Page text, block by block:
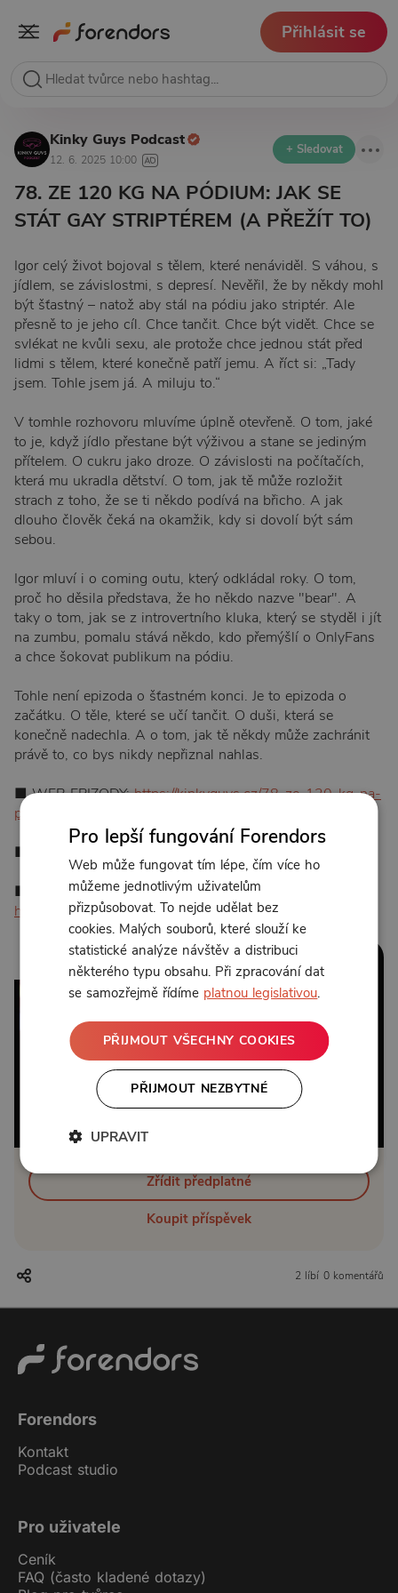
Přihlásit se
Kinky Guys Podcast
12. 6. 2025 10:00
+ Sledovat
78. ZE 120 KG NA PÓDIUM: JAK SE
STÁT GAY STRIPTÉREM (A PŘEŽÍT TO)
Igor celý život bojoval s tělem, které nenáviděl. S váhou, s
jídlem, se závislostmi, s depresí. Nevěřil, že by někdy mohl
být šťastný – natož aby stál na pódiu jako striptér. Ale
přesně to je jeho cíl. Chce tančit. Chce být vidět. Chce se
svlékat ne kvůli sexu, ale protože chce jednou stát před
lidmi s tělem, které konečně patří jemu. A říct si: „Tady
jsem. Tohle jsem já. A miluju to.“
V tomhle rozhovoru mluvíme úplně otevřeně. O tom, jaké
to je, když jídlo přestane být výživou a stane se jediným
přítelem. O cukru jako droze. O závislosti na počítačích,
která mu ukradla dětství. O tom, jak tě může rozložit
strach z toho, že se ti někdo podívá na břicho. A jak
dlouho člověk čeká na okamžik, kdy si dovolí být sám
sebou.
Igor mluví i o coming outu, který odkládal roky. O tom,
proč ho děsila představa, že ho někdo nazve "bear". A
taky o tom, jak se z introvertního kluka, který se styděl i jít
na zumbu, pomalu stává někdo, kdo přemýšlí o OnlyFans
a chce šokovat publikum na pódiu.
Tohle není epizoda o šťastném konci. Je to epizoda o
začátku. O těle, které se učí tančit. O duši, která se
konečně nadechla. A o tom, jak tě někdy může zachránit
právě to, co bys nikdy nepřiznal nahlas.
■ WEB EPIZODY:https://kinkyguys.cz/78-ze-120-kg-na-
podium-jak-se-stat-gay-stripterem-a-prezit-to/
■ MERCH ESHOP:
https://shop.gayguys.cz⁠⁠⁠⁠⁠⁠⁠
■ FANOUŠKOVSKÝ DISCORD:
https://discord.com/invite/8KvbeEVfuR
1:00:36
Zřídit předplatné
Koupit příspěvek
2 líbí 0 komentářů
Forendors
Kontakt
Podcast studio
Pro uživatele
Ceník
FAQ (často kladené dotazy)
Pro lepší fungování Forendors
Web může fungovat tím lépe, čím více ho
můžeme jednotlivým uživatelům
přizpůsobovat. To nejde udělat bez
cookies. Malých souborů, které slouží ke
statistické analýze návštěv a distribuci
některého typu obsahu. Při zpracování dat
se samozřejmě řídíme platnou legislativou.
PŘIJMOUT VŠECHNY COOKIES
PŘIJMOUT NEZBYTNÉ
UPRAVIT